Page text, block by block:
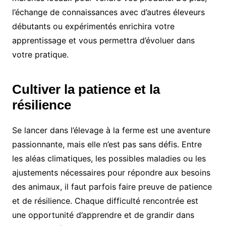
l’échange de connaissances avec d’autres éleveurs
débutants ou expérimentés enrichira votre
apprentissage et vous permettra d’évoluer dans
votre pratique.
Cultiver la patience et la
résilience
Se lancer dans l’élevage à la ferme est une aventure
passionnante, mais elle n’est pas sans défis. Entre
les aléas climatiques, les possibles maladies ou les
ajustements nécessaires pour répondre aux besoins
des animaux, il faut parfois faire preuve de patience
et de résilience. Chaque difficulté rencontrée est
une opportunité d’apprendre et de grandir dans